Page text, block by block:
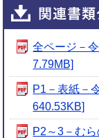
全ページ－
7.79MB]
P1－表紙－
640.53KB]
P2～3－む